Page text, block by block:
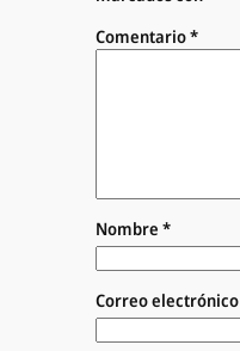
Comentario*
Nombre *
Correo electrónico